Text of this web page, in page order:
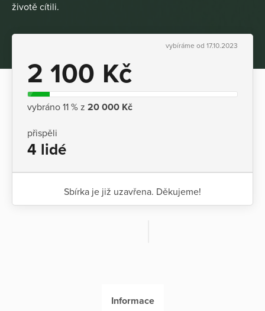
životě cítili.
vybíráme od 17.10.2023
2 100 Kč
vybráno 11 % z 20 000 Kč
přispěli
4 lidé
Sbírka je již uzavřena. Děkujeme!
Informace